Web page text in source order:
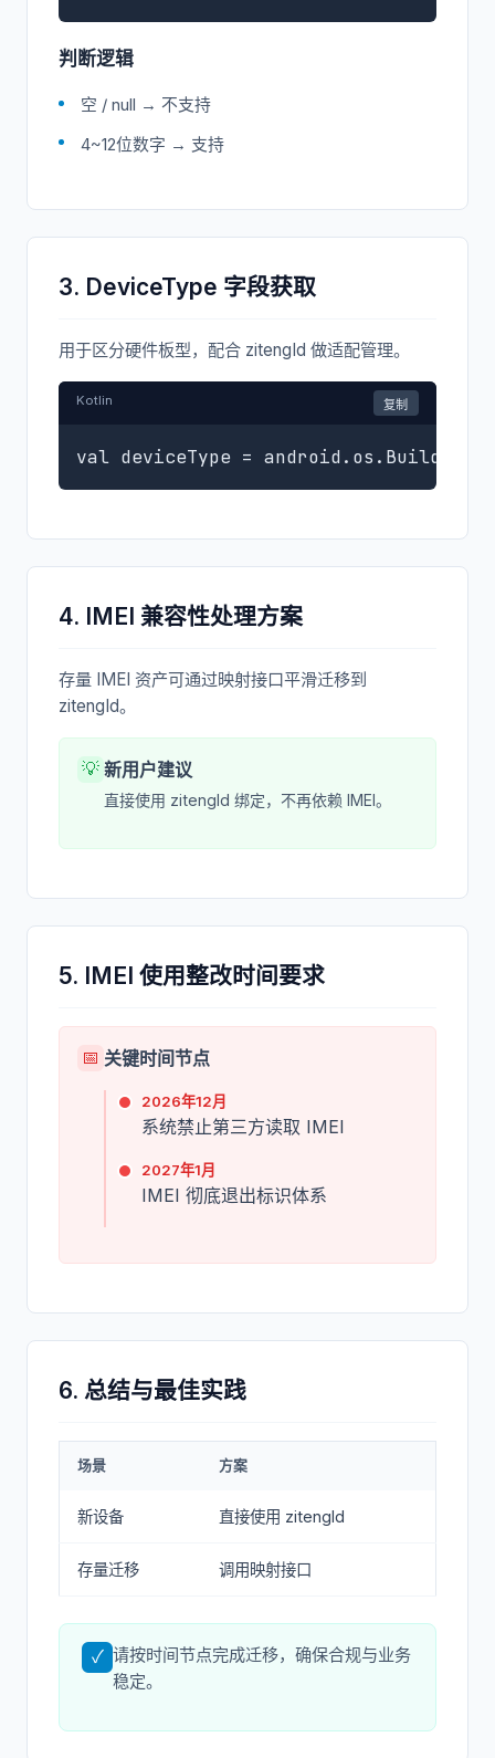
判断逻辑
空 / null → 不支持
4~12位数字 → 支持
3. DeviceType 字段获取
用于区分硬件板型，配合 zitengId 做适配管理。
Kotlin 复制
val deviceType =
4. IMEI 兼容性处理方案
存量 IMEI 资产可通过映射接口平滑迁移到
zitengId。
💡 新用户建议
直接使用 zitengId 绑定，不再依赖 IMEI。
5. IMEI 使用整改时间要求
📅 关键时间节点
2026年12月
系统禁止第三方读取 IMEI
2027年1月
IMEI 彻底退出标识体系
6. 总结与最佳实践
场景 方案
新设备 直接使用 zitengId
存量迁移 调用映射接口
✓ 请按时间节点完成迁移，确保合规与业务
稳定。